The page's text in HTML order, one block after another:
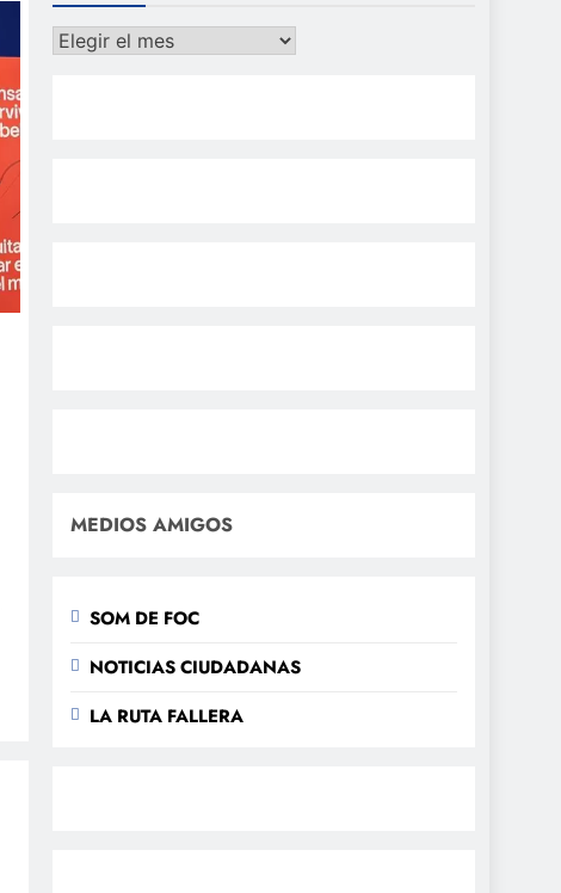
Archivos
MEDIOS AMIGOS
SOM DE FOC
NOTICIAS CIUDADANAS
LA RUTA FALLERA